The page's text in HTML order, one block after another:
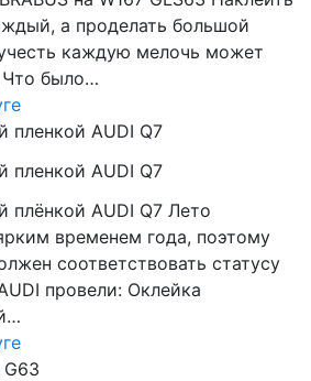
а проделать большой
каждую мелочь может
было…
пленкой AUDI Q7
пленкой AUDI Q7
плёнкой AUDI Q7 Лето
временем года, поэтому
соответствовать статусу
провели: Оклейка